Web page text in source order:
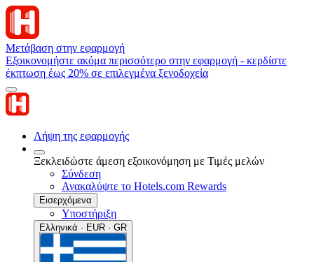
Μετάβαση στην εφαρμογή
Εξοικονομήστε ακόμα περισσότερο στην εφαρμογή - κερδίστε
έκπτωση έως 20% σε επιλεγμένα ξενοδοχεία
Λήψη της εφαρμογής
Ξεκλειδώστε άμεση εξοικονόμηση με Τιμές μελών
Σύνδεση
Ανακαλύψτε το Hotels.com Rewards
Εισερχόμενα
Υποστήριξη
Ελληνικά · EUR · GR